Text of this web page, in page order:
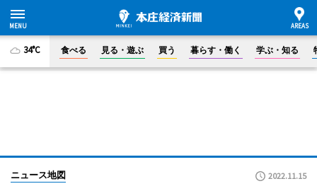
34°C 食べる 見る・遊ぶ 買う 暮らす・働く 学ぶ・知る
ニュース地図 2022.11.15